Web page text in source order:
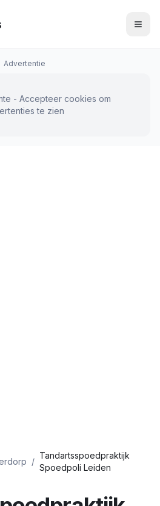
Advertentie
- Accepteer cookies om
te zien
/
Tandartsspoedpraktijk
Spoedpoli Leiden